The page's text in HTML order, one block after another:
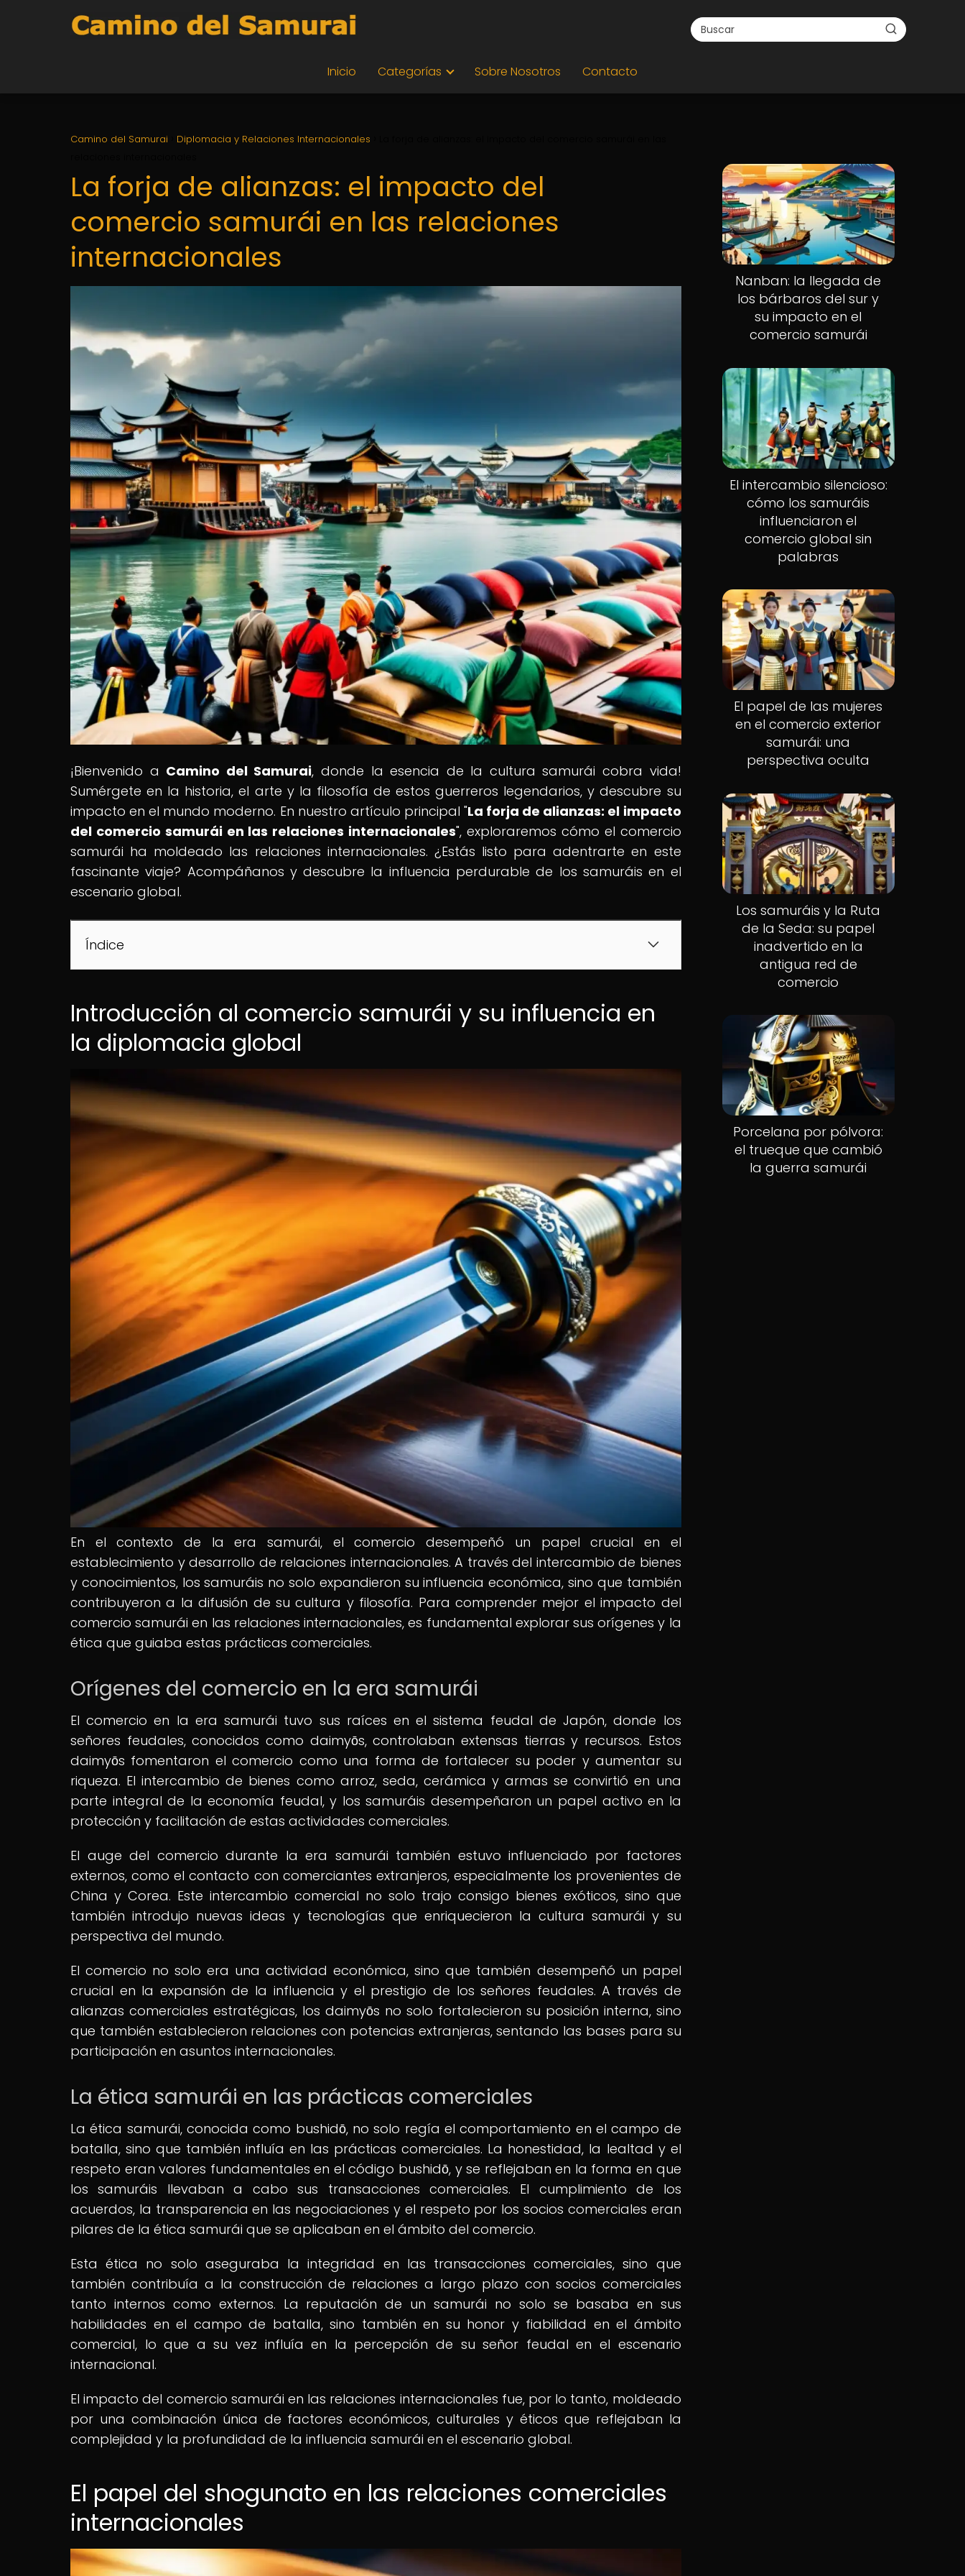
Inicio Categorías Sobre Nosotros Contacto
Camino del Samurai Diplomacia y Relaciones Internacionales
La forja de alianzas: el impacto del
comercio samurái en las relaciones
internacionales
¡Bienvenido a Camino del Samurai, donde la esencia de la cultura samurái cobra vida!
Sumérgete en la historia, el arte y la filosofía de estos guerreros legendarios, y descubre su
impacto en el mundo moderno. En nuestro artículo principal "La forja de alianzas: el impacto
del comercio samurái en las relaciones internacionales", exploraremos cómo el comercio
samurái ha moldeado las relaciones internacionales. ¿Estás listo para adentrarte en este
fascinante viaje? Acompáñanos y descubre la influencia perdurable de los samuráis en el
escenario global.
Índice
Introducción al comercio samurái y su influencia en
la diplomacia global
En el contexto de la era samurái, el comercio desempeñó un papel crucial en el
establecimiento y desarrollo de relaciones internacionales. A través del intercambio de bienes
y conocimientos, los samuráis no solo expandieron su influencia económica, sino que también
contribuyeron a la difusión de su cultura y filosofía. Para comprender mejor el impacto del
comercio samurái en las relaciones internacionales, es fundamental explorar sus orígenes y la
ética que guiaba estas prácticas comerciales.
Orígenes del comercio en la era samurái
El comercio en la era samurái tuvo sus raíces en el sistema feudal de Japón, donde los
señores feudales, conocidos como daimyōs, controlaban extensas tierras y recursos. Estos
daimyōs fomentaron el comercio como una forma de fortalecer su poder y aumentar su
riqueza. El intercambio de bienes como arroz, seda, cerámica y armas se convirtió en una
parte integral de la economía feudal, y los samuráis desempeñaron un papel activo en la
protección y facilitación de estas actividades comerciales.
El auge del comercio durante la era samurái también estuvo influenciado por factores
externos, como el contacto con comerciantes extranjeros, especialmente los provenientes de
China y Corea. Este intercambio comercial no solo trajo consigo bienes exóticos, sino que
también introdujo nuevas ideas y tecnologías que enriquecieron la cultura samurái y su
perspectiva del mundo.
El comercio no solo era una actividad económica, sino que también desempeñó un papel
crucial en la expansión de la influencia y el prestigio de los señores feudales. A través de
alianzas comerciales estratégicas, los daimyōs no solo fortalecieron su posición interna, sino
que también establecieron relaciones con potencias extranjeras, sentando las bases para su
participación en asuntos internacionales.
La ética samurái en las prácticas comerciales
La ética samurái, conocida como bushidō, no solo regía el comportamiento en el campo de
batalla, sino que también influía en las prácticas comerciales. La honestidad, la lealtad y el
respeto eran valores fundamentales en el código bushidō, y se reflejaban en la forma en que
los samuráis llevaban a cabo sus transacciones comerciales. El cumplimiento de los
acuerdos, la transparencia en las negociaciones y el respeto por los socios comerciales eran
pilares de la ética samurái que se aplicaban en el ámbito del comercio.
Esta ética no solo aseguraba la integridad en las transacciones comerciales, sino que
también contribuía a la construcción de relaciones a largo plazo con socios comerciales
tanto internos como externos. La reputación de un samurái no solo se basaba en sus
habilidades en el campo de batalla, sino también en su honor y fiabilidad en el ámbito
comercial, lo que a su vez influía en la percepción de su señor feudal en el escenario
internacional.
El impacto del comercio samurái en las relaciones internacionales fue, por lo tanto, moldeado
por una combinación única de factores económicos, culturales y éticos que reflejaban la
complejidad y la profundidad de la influencia samurái en el escenario global.
El papel del shogunato en las relaciones comerciales
internacionales
Nanban: la llegada de
los bárbaros del sur y
su impacto en el
comercio samurái
El intercambio silencioso:
cómo los samuráis
influenciaron el
comercio global sin
palabras
El papel de las mujeres
en el comercio exterior
samurái: una
perspectiva oculta
Los samuráis y la Ruta
de la Seda: su papel
inadvertido en la
antigua red de
comercio
Porcelana por pólvora:
el trueque que cambió
la guerra samurái